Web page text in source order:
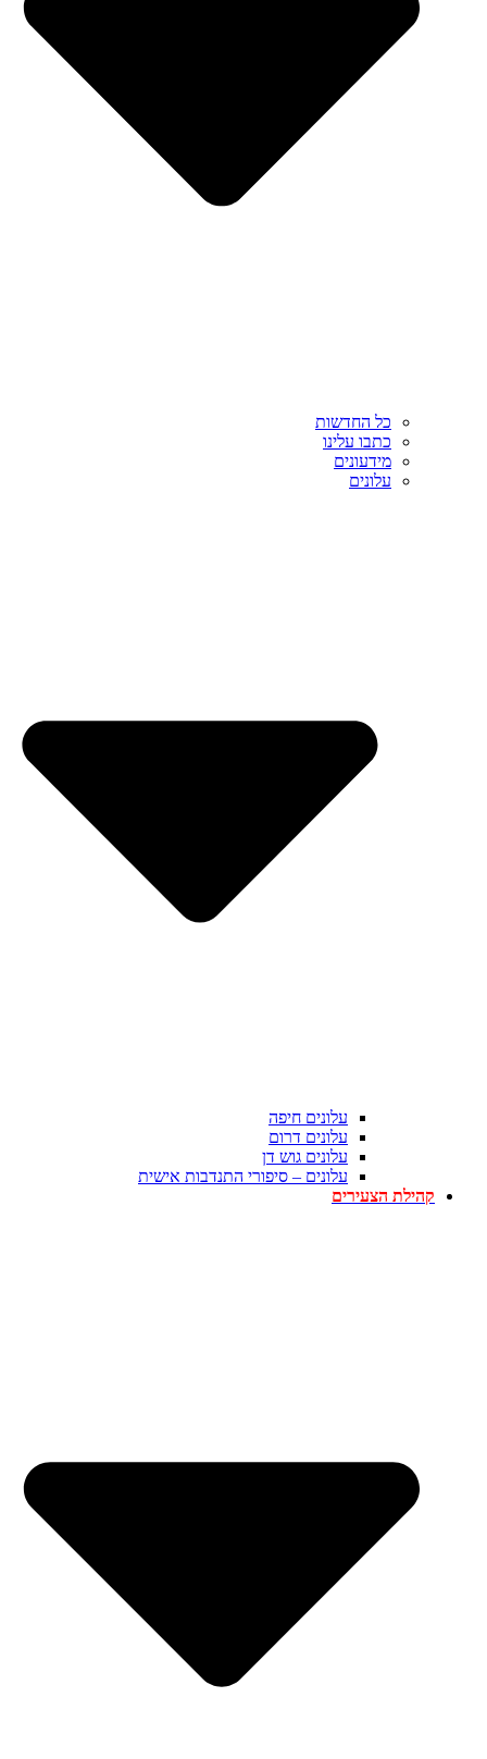
כל החדשות
כתבו עלינו
מידעונים
עלונים
עלונים חיפה
עלונים דרום
עלונים גוש דן
עלונים – סיפורי התנדבות אישית
קהילת הצעירים